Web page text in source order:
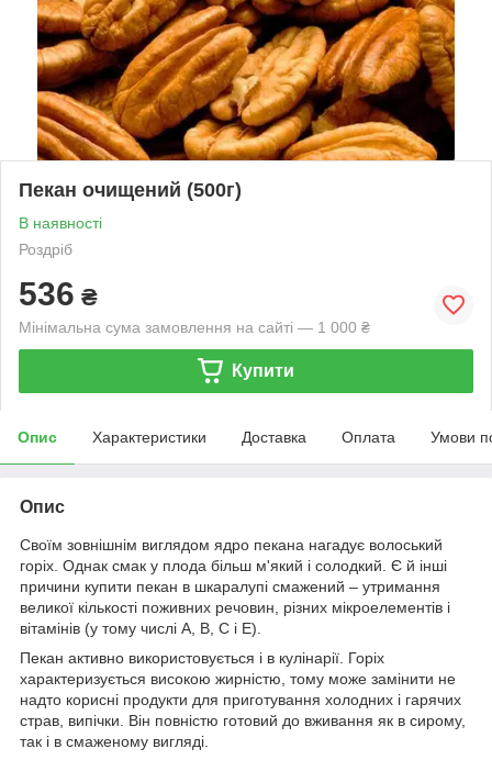
Пекан очищений (500г)
В наявності
Роздріб
536 ₴
Мінімальна сума замовлення на сайті — 1 000 ₴
Купити
Опис Характеристики Доставка Оплата Умови
Опис
Своїм зовнішнім виглядом ядро пекана нагадує волоський
горіх. Однак смак у плода більш м'який і солодкий. Є й інші
причини купити пекан в шкаралупі смажений – утримання
великої кількості поживних речовин, різних мікроелементів і
вітамінів (у тому числі A, B, C і E).
Пекан активно використовується і в кулінарії. Горіх
характеризується високою жирністю, тому може замінити не
надто корисні продукти для приготування холодних і гарячих
страв, випічки. Він повністю готовий до вживання як в сирому,
так і в смаженому вигляді.